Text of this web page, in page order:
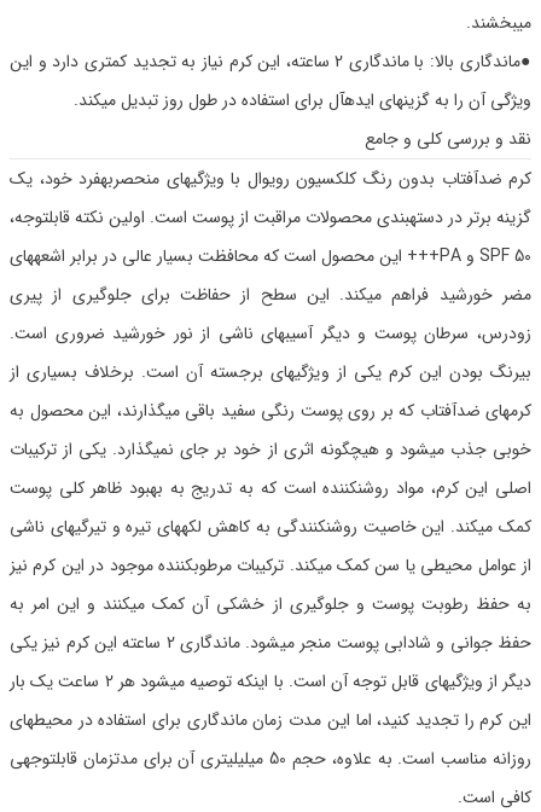
میبخشند.
●ماندگاری بالا: با ماندگاری 2 ساعته، این کرم نیاز به تجدید کمتری دارد و این
ویژگی آن را به گزینهای ایدهآل برای استفاده در طول روز تبدیل میکند.
نقد و بررسی کلی و جامع
کرم ضدآفتاب بدون رنگ کلکسیون رویوال با ویژگیهای منحصربهفرد خود، یک
گزینه برتر در دستهبندی محصولات مراقبت از پوست است. اولین نکته قابلتوجه،
SPF 50 و PA+++ این محصول است که محافظت بسیار عالی در برابر اشعههای
مضر خورشید فراهم میکند. این سطح از حفاظت برای جلوگیری از پیری
زودرس، سرطان پوست و دیگر آسیبهای ناشی از نور خورشید ضروری است.
بیرنگ بودن این کرم یکی از ویژگیهای برجسته آن است. برخلاف بسیاری از
کرمهای ضدآفتاب که بر روی پوست رنگی سفید باقی میگذارند، این محصول به
خوبی جذب میشود و هیچگونه اثری از خود بر جای نمیگذارد. یکی از ترکیبات
اصلی این کرم، مواد روشنکننده است که به تدریج به بهبود ظاهر کلی پوست
کمک میکند. این خاصیت روشنکنندگی به کاهش لکههای تیره و تیرگیهای ناشی
از عوامل محیطی یا سن کمک میکند. ترکیبات مرطوبکننده موجود در این کرم نیز
به حفظ رطوبت پوست و جلوگیری از خشکی آن کمک میکنند و این امر به
حفظ جوانی و شادابی پوست منجر میشود. ماندگاری 2 ساعته این کرم نیز یکی
دیگر از ویژگیهای قابل توجه آن است. با اینکه توصیه میشود هر 2 ساعت یک بار
این کرم را تجدید کنید، اما این مدت زمان ماندگاری برای استفاده در محیطهای
روزانه مناسب است. به علاوه، حجم 50 میلیلیتری آن برای مدتزمان قابلتوجهی
کافی است.